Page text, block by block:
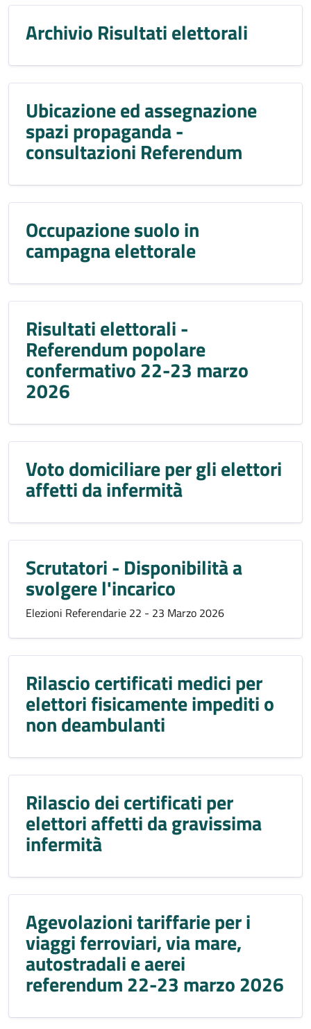
Archivio Risultati elettorali
Ubicazione ed assegnazione
spazi propaganda -
consultazioni Referendum
Occupazione suolo in
campagna elettorale
Risultati elettorali -
Referendum popolare
confermativo 22-23 marzo
2026
Voto domiciliare per gli elettori
affetti da infermità
Scrutatori - Disponibilità a
svolgere l'incarico
Elezioni Referendarie 22 - 23 Marzo 2026
Rilascio certificati medici per
elettori fisicamente impediti o
non deambulanti
Rilascio dei certificati per
elettori affetti da gravissima
infermità
Agevolazioni tariffarie per i
viaggi ferroviari, via mare,
autostradali e aerei
referendum 22-23 marzo 2026